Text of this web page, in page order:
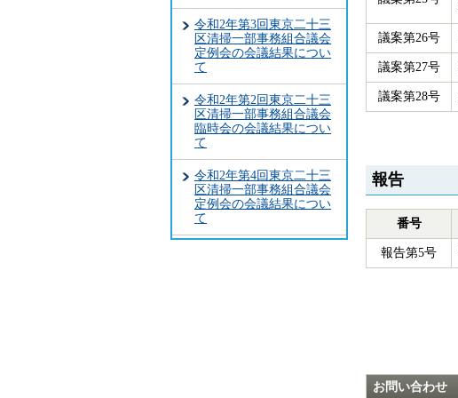
令和2年第3回東京二十三
区清掃一部事務組合議会
定例会の会議結果につい
て
令和2年第2回東京二十三
区清掃一部事務組合議会
臨時会の会議結果につい
て
令和2年第4回東京二十三
区清掃一部事務組合議会
定例会の会議結果につい
て
議案第26号
議案第27号
議案第28号
報告
番号
報告第5号
お問い合わせ